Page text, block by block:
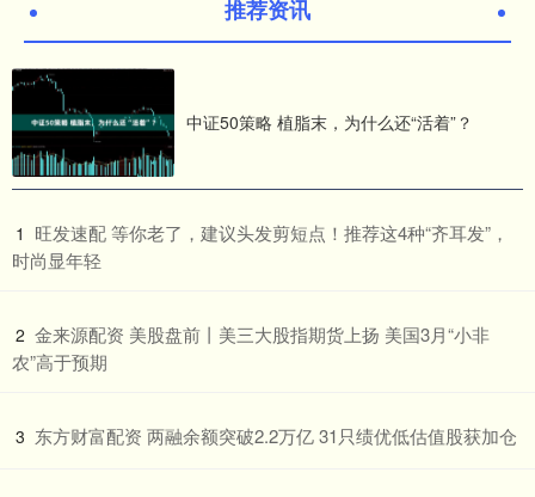
推荐资讯
中证50策略 植脂末，为什么还“活着”？
1 ​旺发速配 等你老了，建议头发剪短点！推荐这4种“齐耳发”，
时尚显年轻
2 ​金来源配资 美股盘前丨美三大股指期货上扬 美国3月“小非
农”高于预期
3 ​东方财富配资 两融余额突破2.2万亿 31只绩优低估值股获加仓